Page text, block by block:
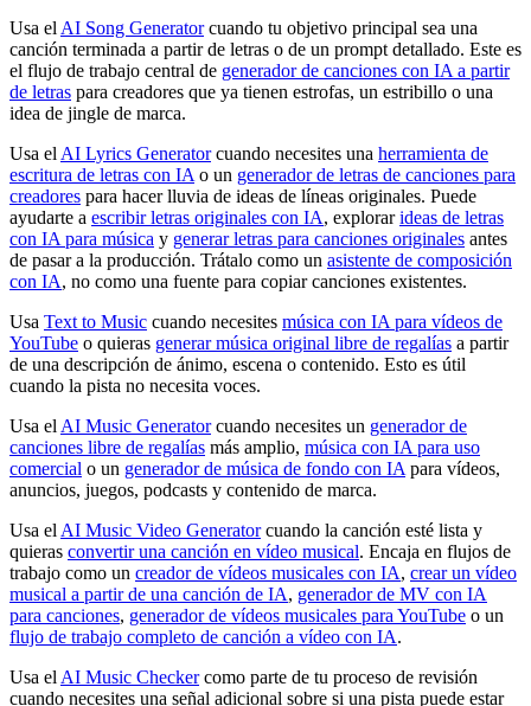
Usa el AI Song Generatorcuando tu objetivo principal sea una
canción terminada a partir de letras o de un prompt detallado. Este es
el flujo de trabajo central de generador de canciones con IA a partir
de letras para creadores que ya tienen estrofas, un estribillo o una
idea de jingle de marca.
Usa el AI Lyrics Generatorcuando necesites una herramienta de
escritura de letras con IA o un generador de letras de canciones para
creadores para hacer lluvia de ideas de líneas originales. Puede
ayudarte a escribir letras originales con IA, explorarideas de letras
con IA para música y generar letras para canciones originales antes
de pasar a la producción. Trátalo como un asistente de composición
con IA, no como una fuente para copiar canciones existentes.
Usa Text to Music cuando necesites música con IA para vídeos de
YouTube o quieras generar música original libre de regalías a partir
de una descripción de ánimo, escena o contenido. Esto es útil
cuando la pista no necesita voces.
Usa el AI Music Generatorcuando necesites un generador de
canciones libre de regalías más amplio, música con IA para uso
comercial o un generador de música de fondo con IA para vídeos,
anuncios, juegos, podcasts y contenido de marca.
Usa el AI Music Video Generatorcuando la canción esté lista y
quieras convertir una canción en vídeo musical. Encaja en flujos de
trabajo como un creador de vídeos musicales con IA, crear un vídeo
musical a partir de una canción de IA, generador de MV con IA
para canciones, generador de vídeos musicales para YouTube o un
flujo de trabajo completo de canción a vídeo con IA.
Usa el AI Music Checkercomo parte de tu proceso de revisión
cuando necesites una señal adicional sobre si una pista puede estar